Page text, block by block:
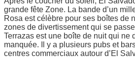
grande fête Zone. La bande d’un
Rosa est célèbre pour ses boîtes de
zones de divertissement qui se
Terrazas est une boîte de nuit qui ne
manquée. Il y a plusieurs pubs et
centres commerciaux autour d’El